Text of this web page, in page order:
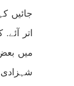
جائیں
اتر
میں
شہزادی